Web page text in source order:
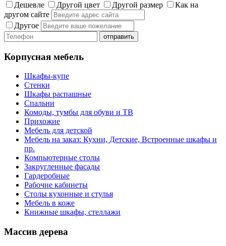
Дешевле
Другой цвет Другой размер
Как на
другом сайте
Другое
Корпусная мебель
Шкафы-купе
Стенки
Шкафы распашные
Спальни
Комоды, тумбы для обуви и ТВ
Прихожие
Мебель для детской
Мебель на заказ: Кухни, Детские, Встроенные шкафы и
пр.
Компьютерные столы
Закругленные фасады
Гардеробные
Рабочие кабинеты
Столы кухонные и стулья
Мебель в коже
Книжные шкафы, стеллажи
Массив дерева